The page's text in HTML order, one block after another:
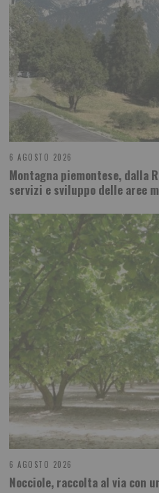
6 AGOSTO 2026
Montagna piemontese, dalla
servizi e sviluppo delle aree
6 AGOSTO 2026
Nocciole, raccolta al via con